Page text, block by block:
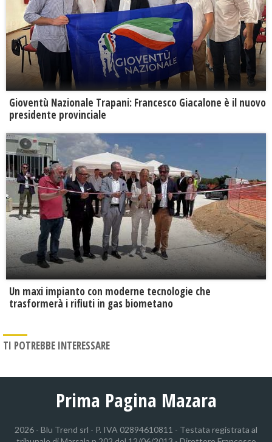
Gioventù Nazionale Trapani: Francesco Giacalone è il nuovo
presidente provinciale
Un maxi impianto con moderne tecnologie che
trasformerà i rifiuti in gas biometano
TI POTREBBE INTERESSARE
Prima Pagina Mazara
2026 - Blu Trend srl - P. IVA 02894610811 - Testata registrata al